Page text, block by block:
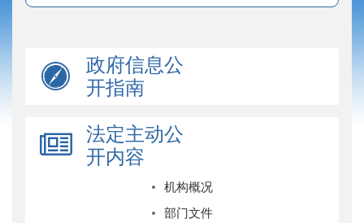
政府信息公
开指南
法定主动公
开内容
机构概况
部门文件